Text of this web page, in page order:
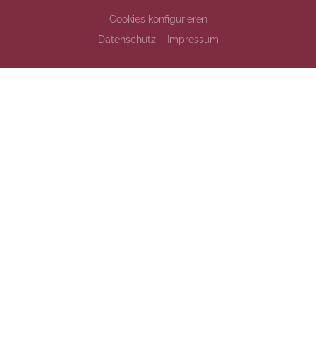
Cookies konfigurieren
Datenschutz
Impressum